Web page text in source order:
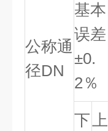
公称通
径DN
基本
误差
±0.
2％
下上